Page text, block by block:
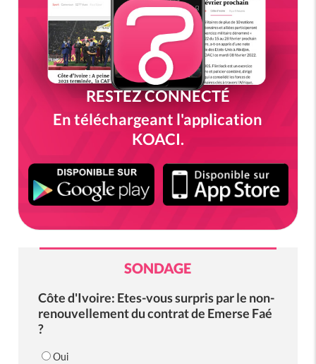
RESTEZ CONNECTÉ
En téléchargeant l'application
KOACI.
SONDAGE
Côte d'Ivoire: Etes-vous surpris par le non-
renouvellement du contrat de Emerse Faé
?
Oui